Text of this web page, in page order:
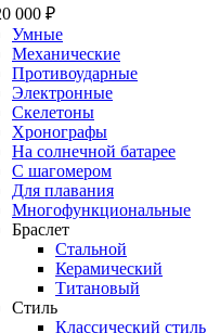
000 ₽
Умные
Механические
Противоударные
Электронные
Скелетоны
Хронографы
На солнечной батарее
С шагомером
Для плавания
Многофункциональные
Браслет
Стальной
Керамический
Титановый
Стиль
Классический стиль